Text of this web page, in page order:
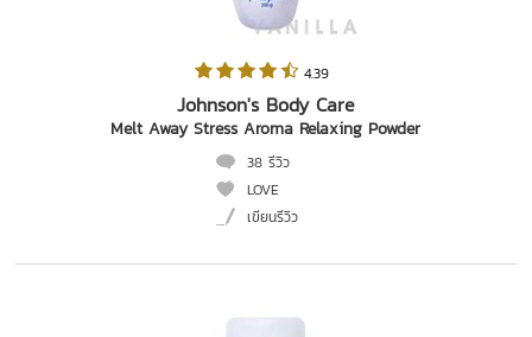
4.39
Johnson's Body Care
Melt Away Stress Aroma Relaxing Powder
38 รีวิว
LOVE
เขียนรีวิว